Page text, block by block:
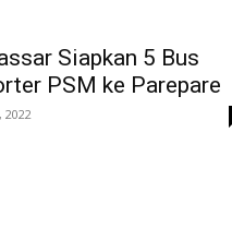
Siapkan 5 Bus
PSM ke Parepare
2022